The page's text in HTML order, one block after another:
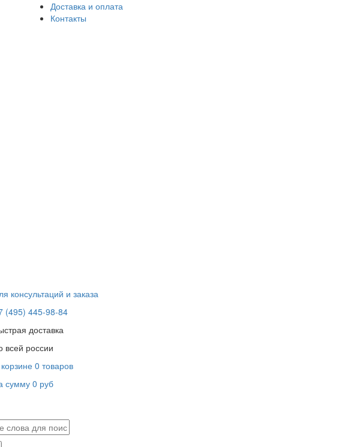
Доставка и оплата
Контакты
консультаций и заказа
(495) 445-98-84
доставка
всей россии
0 товаров
сумму 0 руб